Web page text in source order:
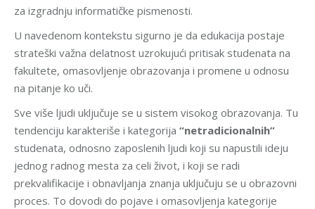
za izgradnju informatičke pismenosti.
U navedenom kontekstu sigurno je da edukacija postaje
strateški važna delatnost uzrokujući pritisak studenata na
fakultete, omasovljenje obrazovanja i promene u odnosu
na pitanje ko uči.
Sve više ljudi uključuje se u sistem visokog obrazovanja. Tu
tendenciju karakteriše i kategorija “netradicionalnih”
studenata, odnosno zaposlenih ljudi koji su napustili ideju
jednog radnog mesta za celi život, i koji se radi
prekvalifikacije i obnavljanja znanja uključuju se u obrazovni
proces. To dovodi do pojave i omasovljenja kategorije